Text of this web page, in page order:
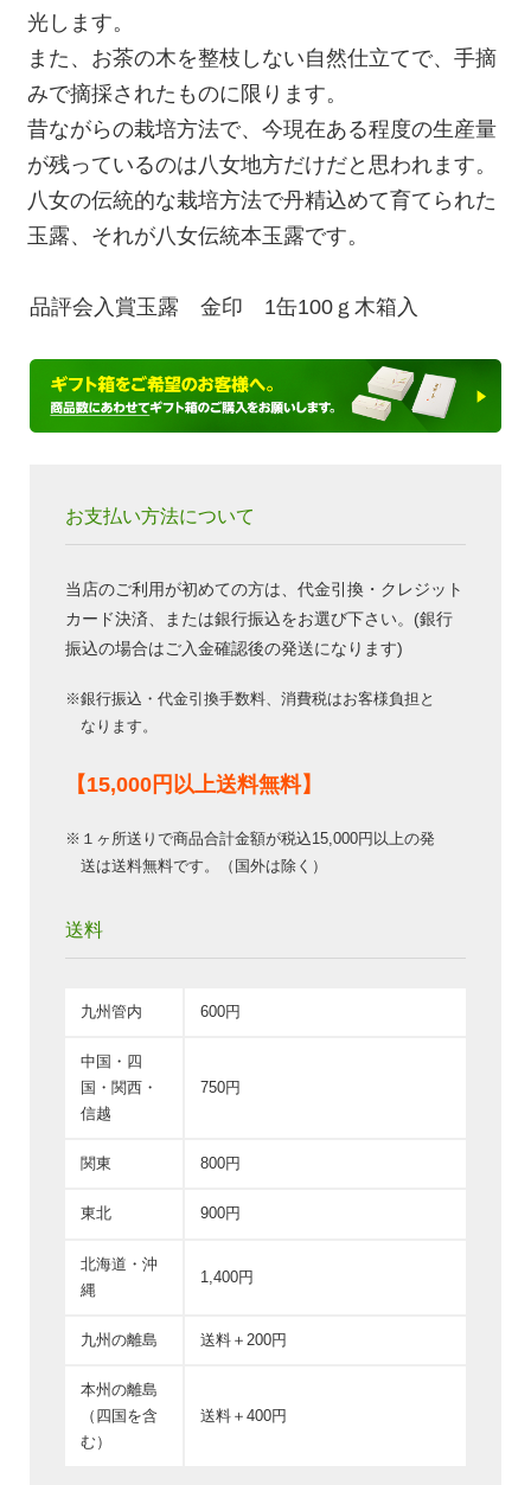
光します。
また、お茶の木を整枝しない自然仕立てで、手摘
みで摘採されたものに限ります。
昔ながらの栽培方法で、今現在ある程度の生産量
が残っているのは八女地方だけだと思われます。
八女の伝統的な栽培方法で丹精込めて育てられた
玉露、それが八女伝統本玉露です。
品評会入賞玉露 金印 1缶100ｇ木箱入
お支払い方法について
当店のご利用が初めての方は、代金引換・クレジット
カード決済、または銀行振込をお選び下さい。(銀行
振込の場合はご入金確認後の発送になります)
※銀行振込・代金引換手数料、消費税はお客様負担と
なります。
【15,000円以上送料無料】
※１ヶ所送りで商品合計金額が税込15,000円以上の発
送は送料無料です。（国外は除く）
送料
九州管内 600円
中国・四
国・関西・
信越
750円
関東 800円
東北 900円
北海道・沖
縄
1,400円
九州の離島 送料＋200円
本州の離島
（四国を含
む）
送料＋400円